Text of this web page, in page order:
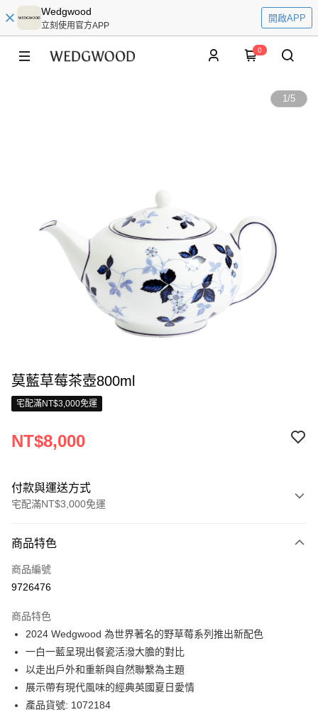
Wedgwood
立刻使用官方APP
開啟APP
0
1/5
莫藍草莓茶壺800ml
宅配滿NT$3,000免運
NT$8,000
付款與運送方式
宅配滿NT$3,000免運
信用卡一次付款
信用卡分期付款
合作金庫商業銀行
華南商業銀行
彰化商業銀行
上海商業儲蓄銀行
台北富邦商業銀行
國泰世華商業銀行
兆豐國際商業銀行
臺灣中小企業銀行
台中商業銀行
匯豐（台灣）商業銀行
聯邦商業銀行
Apple Pay
街口支付
Google Pay
商品特色
商品編號
9726476
商品特色
2024 Wedgwood 為世界著名的野草莓系列推出新配色
一白一藍呈現出餐瓷活潑大膽的對比
以走出戶外和重新與自然聯繫為主題
展示帶有現代風味的經典英國夏日愛情
產品貨號: 1072184